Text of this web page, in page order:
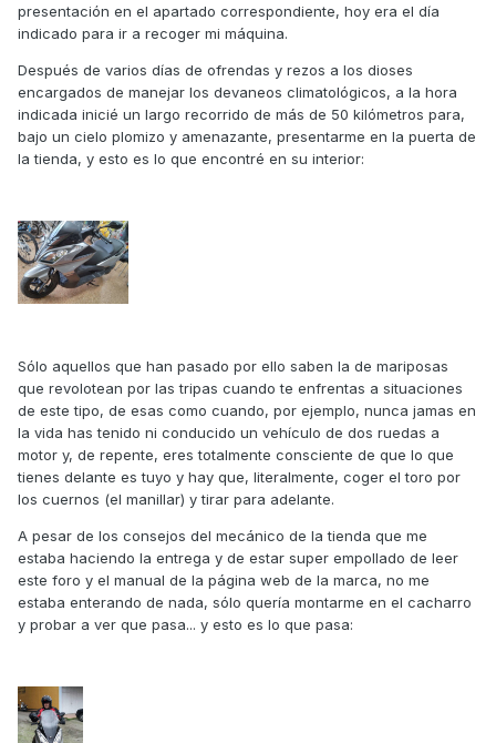
presentación en el apartado correspondiente, hoy era el día
indicado para ir a recoger mi máquina.
Después de varios días de ofrendas y rezos a los dioses
encargados de manejar los devaneos climatológicos, a la hora
indicada inicié un largo recorrido de más de 50 kilómetros para,
bajo un cielo plomizo y amenazante, presentarme en la puerta de
la tienda, y esto es lo que encontré en su interior:
Sólo aquellos que han pasado por ello saben la de mariposas
que revolotean por las tripas cuando te enfrentas a situaciones
de este tipo, de esas como cuando, por ejemplo, nunca jamas en
la vida has tenido ni conducido un vehículo de dos ruedas a
motor y, de repente, eres totalmente consciente de que lo que
tienes delante es tuyo y hay que, literalmente, coger el toro por
los cuernos (el manillar) y tirar para adelante.
A pesar de los consejos del mecánico de la tienda que me
estaba haciendo la entrega y de estar super empollado de leer
este foro y el manual de la página web de la marca, no me
estaba enterando de nada, sólo quería montarme en el cacharro
y probar a ver que pasa... y esto es lo que pasa: